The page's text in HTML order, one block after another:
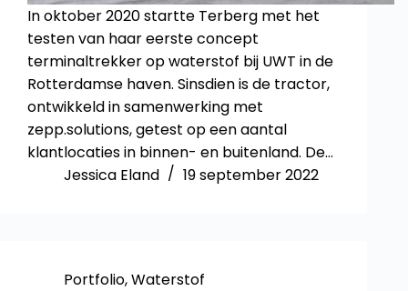
In oktober 2020 startte Terberg met het
testen van haar eerste concept
terminaltrekker op waterstof bij UWT in de
Rotterdamse haven. Sinsdien is de tractor,
ontwikkeld in samenwerking met
zepp.solutions, getest op een aantal
klantlocaties in binnen- en buitenland. De…
Jessica Eland
19 september 2022
Portfolio,Waterstof